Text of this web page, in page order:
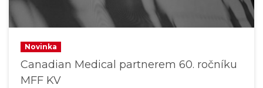
Novinka
Canadian Medical partnerem 60. ročníku
MFF KV